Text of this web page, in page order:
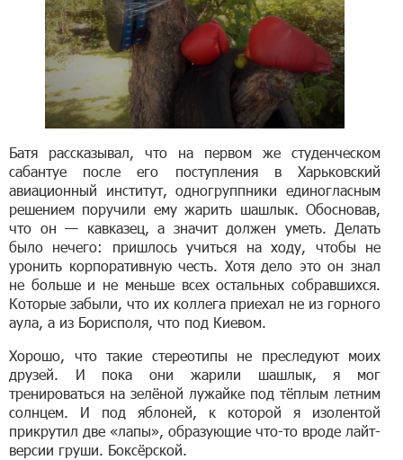
Батя рассказывал, что на первом же студенческом
сабантуе после его поступления в Харьковский
авиационный институт, одногруппники единогласным
решением поручили ему жарить шашлык. Обосновав,
что он — кавказец, а значит должен уметь. Делать
было нечего: пришлось учиться на ходу, чтобы не
уронить корпоративную честь. Хотя дело это он знал
не больше и не меньше всех остальных собравшихся.
Которые забыли, что их коллега приехал не из горного
аула, а из Борисполя, что под Киевом.
Хорошо, что такие стереотипы не преследуют моих
друзей. И пока они жарили шашлык, я мог
тренироваться на зелёной лужайке под тёплым летним
солнцем. И под яблоней, к которой я изолентой
прикрутил две «лапы», образующие что-то вроде лайт-
версии груши. Боксёрской.